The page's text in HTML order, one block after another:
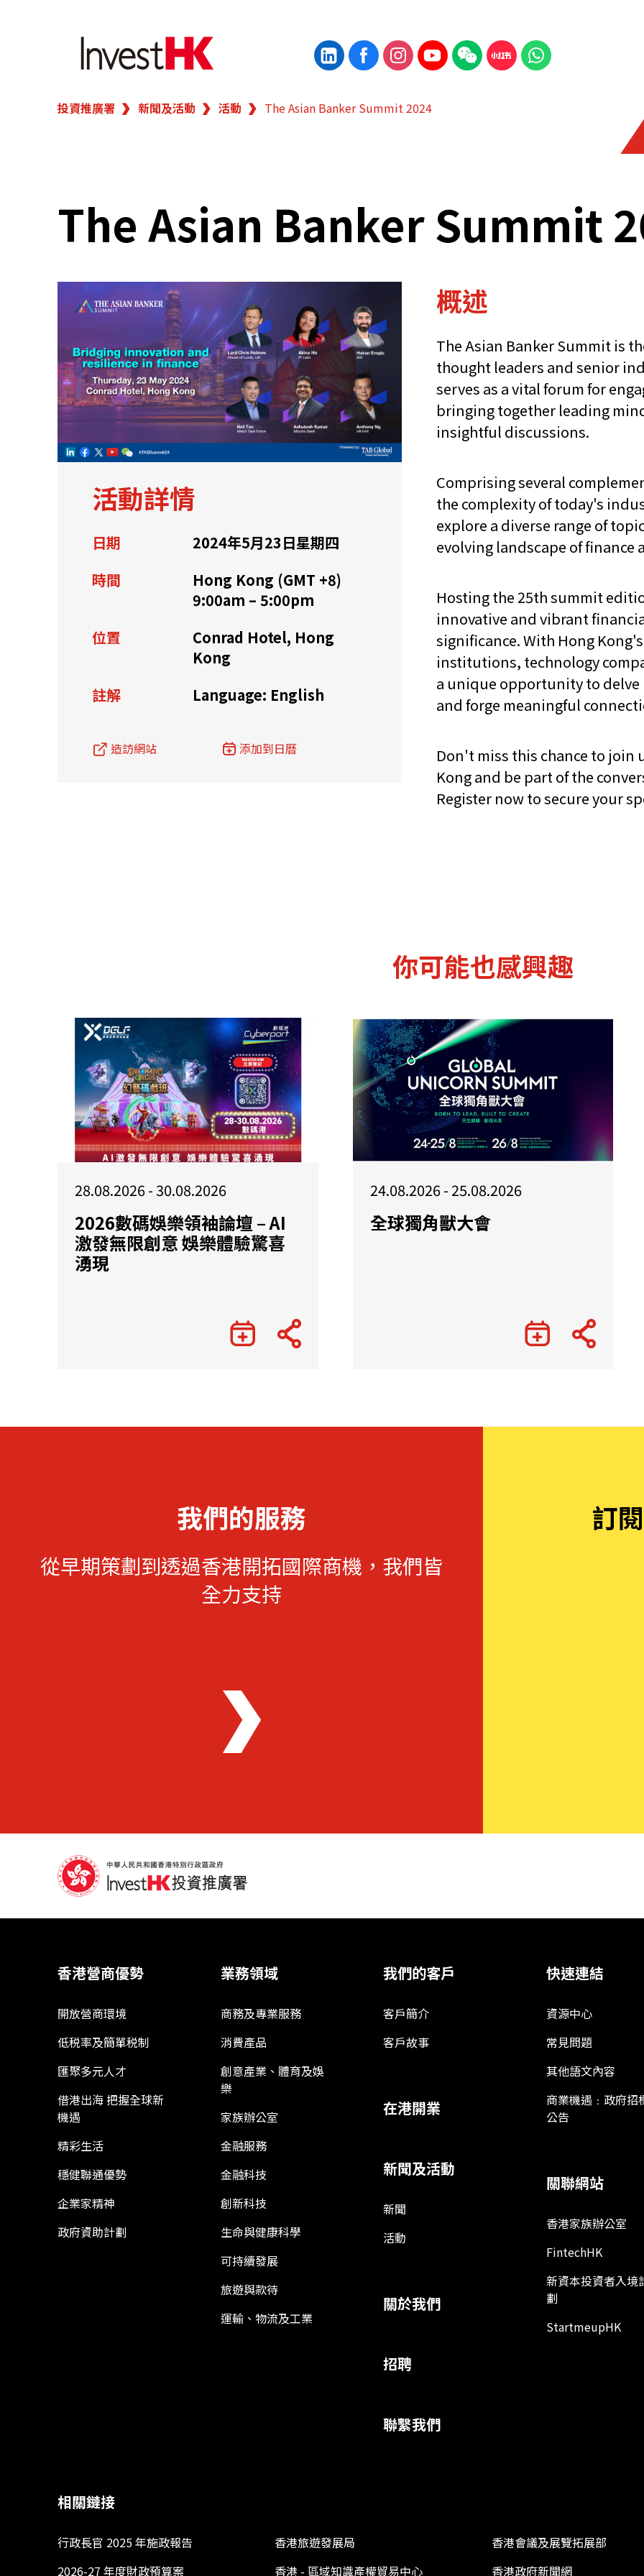
繁 简
新聞及活動
在港開業
關於我們
聯繫我們
快速連結
商業機遇﹕政府招標公告 推薦表格
關聯網站
新資本投資者入境計劃
投資推廣署 新聞及活動 活動 The Asian Banker Summit 2024
The Asian Banker Summit
活動詳情
日期
2024年5月23日星期四
時間
Hong Kong (GMT +8)
9:00am – 5:00pm
位置
Conrad Hotel, Hong
Kong
註解
Language: English
造訪網站 添加到日曆
概述
The Asian Banker Summit is
thought leaders and senior
serves as a vital forum for
bringing together leading
insightful discussions.
Comprising several
the complexity of today's
explore a diverse range of
evolving landscape of finance
Hosting the 25th summit
innovative and vibrant
significance. With Hong
institutions, technology
a unique opportunity to
and forge meaningful
Don't miss this chance to join
Kong and be part of the
Register now to secure your
你可能也感興趣
28.08.2026 - 30.08.2026
2026數碼娛樂領袖論壇 – AI
激發無限創意 娛樂體驗驚喜
湧現
24.08.2026 - 25.08.2026
全球獨角獸大會
我們的服務
從早期策劃到透過香港開拓國際商機，我們皆
全力支持
訂
香港營商優勢
開放營商環境
低税率及簡單税制
匯聚多元人才
借港出海 把握全球新
機遇
精彩生活
穩健聯通優勢
企業家精神
政府資助計劃
業務領域
商務及專業服務
消費產品
創意產業、體育及娛
樂
家族辦公室
金融服務
金融科技
創新科技
生命與健康科學
可持續發展
旅遊與款待
運輸、物流及工業
我們的客戶
客戶簡介
客戶故事
在港開業
新聞及活動
新聞
活動
關於我們
招聘
聯繫我們
快速連結
資源中心
常見問題
其他語文內容
商業機遇﹕政府招
公告
關聯網站
香港家族辦公室
FintechHK
新資本投資者入境
劃
StartmeupHK
相關鏈接
行政長官 2025 年施政報告
2026-27 年度財政預算案
香港旅遊發展局
香港 - 區域知識產權貿易中心
香港會議及展覽拓展部
香港政府新聞網